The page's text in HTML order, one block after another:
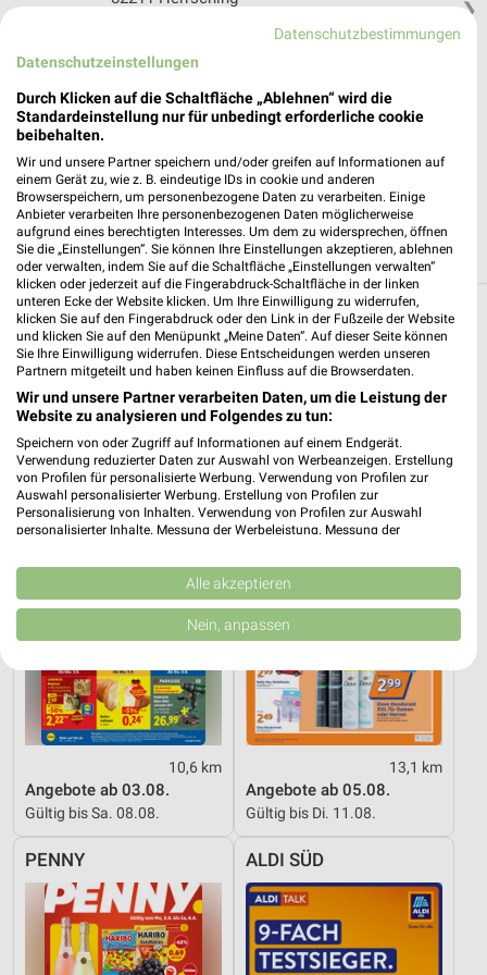
❯
Heute 07:00 - 20:00 Uhr | Geöffnet
526,50 km • Angebote: 4 Prospekte
Am Wäldle 2
86836 Klosterlechfeld
Heute 07:00 - 20:00 Uhr | Geöffnet
518,24 km • Angebote: 3 Prospekte
Discounter Angebote und Prospekte für
Eresing
15 Prospekte
Lidl
10,6 km
Angebote ab 03.08.
Gültig bis Sa. 08.08.
Action
13,1 km
Angebote ab 05.08.
Gültig bis Di. 11.08.
PENNY ALDI SÜD
Datenschutzbestimmungen
Datenschutzeinstellungen
Durch Klicken auf die Schaltfläche „Ablehnen“ wird die
Standardeinstellung nur für unbedingt erforderliche cookie
beibehalten.
Wir und unsere Partner speichern und/oder greifen auf Informationen auf
einem Gerät zu, wie z. B. eindeutige IDs in cookie und anderen
Browserspeichern, um personenbezogene Daten zu verarbeiten. Einige
Anbieter verarbeiten Ihre personenbezogenen Daten möglicherweise
aufgrund eines berechtigten Interesses. Um dem zu widersprechen, öffnen
Sie die „Einstellungen“. Sie können Ihre Einstellungen akzeptieren, ablehnen
oder verwalten, indem Sie auf die Schaltfläche „Einstellungen verwalten“
klicken oder jederzeit auf die Fingerabdruck-Schaltfläche in der linken
unteren Ecke der Website klicken. Um Ihre Einwilligung zu widerrufen,
klicken Sie auf den Fingerabdruck oder den Link in der Fußzeile der Website
und klicken Sie auf den Menüpunkt „Meine Daten“. Auf dieser Seite können
Sie Ihre Einwilligung widerrufen. Diese Entscheidungen werden unseren
Partnern mitgeteilt und haben keinen Einfluss auf die Browserdaten.
Wir und unsere Partner verarbeiten Daten, um die Leistung der
Website zu analysieren und Folgendes zu tun:
Speichern von oder Zugriff auf Informationen auf einem Endgerät.
Verwendung reduzierter Daten zur Auswahl von Werbeanzeigen. Erstellung
von Profilen für personalisierte Werbung. Verwendung von Profilen zur
Auswahl personalisierter Werbung. Erstellung von Profilen zur
Personalisierung von Inhalten. Verwendung von Profilen zur Auswahl
personalisierter Inhalte. Messung der Werbeleistung. Messung der
Kombinationen von Daten aus verschiedenen Quellen. Entwicklung und
Verbesserung der Angebote. Verwendung reduzierter Daten zur Auswahl
von Inhalten.
Daten können außerhalb der Europäischen Union weitergegeben und in die
USA gesendet werden.
Website/App.
Partnerliste anzeigen (1 IAB-Anbieter)
Wir nutzen Ihre Daten für folgende Zwecke:
Speichern von oder Zugriff auf Informationen
auf einem Endgerät
Verwendung reduzierter Daten zur Auswahl von
Erstellung von Profilen für personalisierte
Werbung
Alle akzeptieren
Nein, anpassen